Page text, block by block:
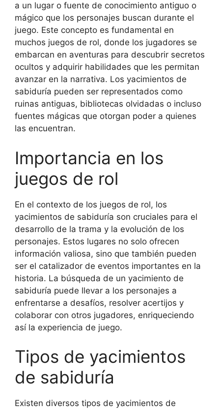
a un lugar o fuente de conocimiento antiguo o
mágico que los personajes buscan durante el
juego. Este concepto es fundamental en
muchos juegos de rol, donde los jugadores se
embarcan en aventuras para descubrir secretos
ocultos y adquirir habilidades que les permitan
avanzar en la narrativa. Los yacimientos de
sabiduría pueden ser representados como
ruinas antiguas, bibliotecas olvidadas o incluso
fuentes mágicas que otorgan poder a quienes
las encuentran.
Importancia en los
juegos de rol
En el contexto de los juegos de rol, los
yacimientos de sabiduría son cruciales para el
desarrollo de la trama y la evolución de los
personajes. Estos lugares no solo ofrecen
información valiosa, sino que también pueden
ser el catalizador de eventos importantes en la
historia. La búsqueda de un yacimiento de
sabiduría puede llevar a los personajes a
enfrentarse a desafíos, resolver acertijos y
colaborar con otros jugadores, enriqueciendo
así la experiencia de juego.
Tipos de yacimientos
de sabiduría
Existen diversos tipos de yacimientos de